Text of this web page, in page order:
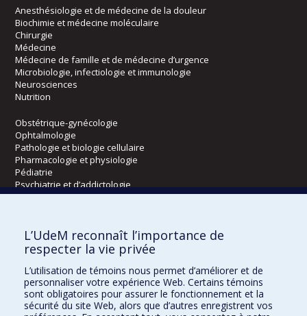
Anesthésiologie et de médecine de la douleur
Biochimie et médecine moléculaire
Chirurgie
Médecine
Médecine de famille et de médecine d’urgence
Microbiologie, infectiologie et immunologie
Neurosciences
Nutrition
Obstétrique-gynécologie
Ophtalmologie
Pathologie et biologie cellulaire
Pharmacologie et physiologie
Pédiatrie
Psychiatrie et d’addictologie
Radiologie, radio-oncologie et médecine nucléaire
Écoles
Orthophonie et audiologie
Réadaptation
L’UdeM reconnaît l’importance de
respecter la vie privée
L’utilisation de témoins nous permet d’améliorer et de
personnaliser votre expérience Web. Certains témoins
sont obligatoires pour assurer le fonctionnement et la
sécurité du site Web, alors que d’autres enregistrent vos